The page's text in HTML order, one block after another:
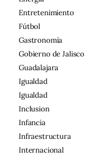
Entretenimiento
Fútbol
Gastronomía
Gobierno de Jalisco
Guadalajara
Igualdad
Igualdad
Inclusion
Infancia
Infraestructura
Internacional